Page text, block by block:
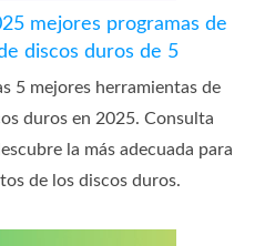
mejores programas de
discos duros de 5
5 mejores herramientas de
duros en 2025. Consulta
la más adecuada para
de los discos duros.